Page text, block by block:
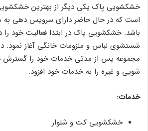
خشکشویی پاک یکی دیگر از بهترین
است که در حال حاضر دارای سرویس دهی به
باشد. خشکشویی پاک در ابتدا فعالیت خود
شستشوی لباس و ملزومات خانگی آغاز نمود.
مجموعه پس از مدتی خدمات خود را گسترش
شویی و غیره را به خدمات خود افزود.
خدمات:
خشکشویی کت و شلوار